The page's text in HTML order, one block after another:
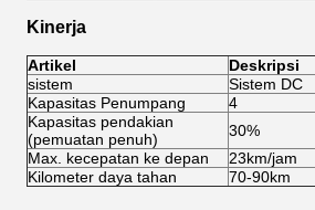
Kinerja
Artikel
Deskripsi
sistem
Sistem DC
Kapasitas Penumpang
4
Kapasitas pendakian
(pemuatan penuh)
30%
Max. kecepatan ke depan
23km/jam
Kilometer daya tahan
70-90km